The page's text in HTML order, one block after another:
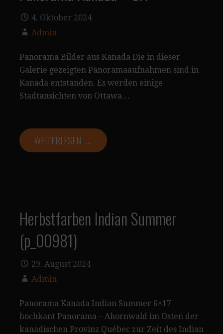
4. Oktober 2024
Admin
Panorama Bilder aus Kanada Die in dieser
Galerie gezeigten Panoramaaufnahmen sind in
Kanada entstanden. Es werden einige
Stadtansichten von Ottawa…
WEITERLESEN →
Herbstfarben Indian Summer
(p_00981)
29. August 2024
Admin
Panorama Kanada Indian Summer 6×17
hochkant Panorama – Ahornwald im Osten der
kanadischen Provinz Québec zur Zeit des Indian